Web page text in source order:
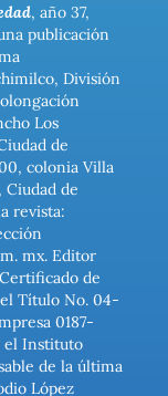
, año 37,
publicación
División
Los
de
colonia Villa
Ciudad de
revista:
mx. Editor
de
Título No. 04-
0187-
el Instituto
de la última
López